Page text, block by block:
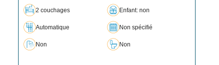
2 couchages Enfant: non
Automatique Non spécifié
Non Non